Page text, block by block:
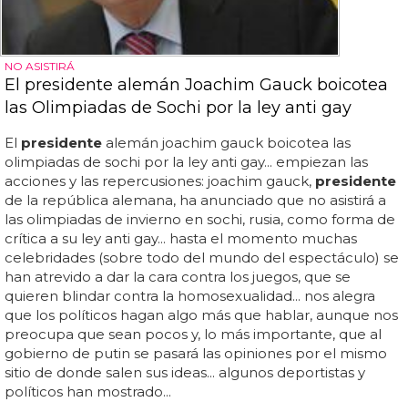
NO ASISTIRÁ
El presidente alemán Joachim Gauck boicotea
las Olimpiadas de Sochi por la ley anti gay
El presidente alemán joachim gauck boicotea las
olimpiadas de sochi por la ley anti gay... empiezan las
acciones y las repercusiones: joachim gauck, presidente
de la república alemana, ha anunciado que no asistirá a
las olimpiadas de invierno en sochi, rusia, como forma de
crítica a su ley anti gay... hasta el momento muchas
celebridades (sobre todo del mundo del espectáculo) se
han atrevido a dar la cara contra los juegos, que se
quieren blindar contra la homosexualidad... nos alegra
que los políticos hagan algo más que hablar, aunque nos
preocupa que sean pocos y, lo más importante, que al
gobierno de putin se pasará las opiniones por el mismo
sitio de donde salen sus ideas... algunos deportistas y
políticos han mostrado...